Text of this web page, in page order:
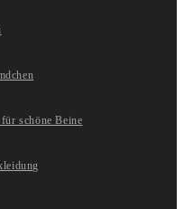
schöne Beine